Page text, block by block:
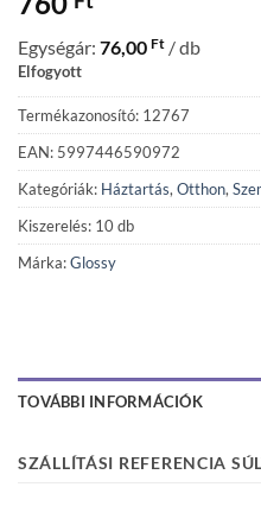
Egységár: 76,00 Ft / db
Elfogyott
Termékazonosító: 12767
EAN: 5997446590972
Kategóriák: Háztartás, Otthon,
Kiszerelés: 10 db
Márka:Glossy
TOVÁBBI INFORMÁCIÓK
SZÁLLÍTÁSI REFERENCIA